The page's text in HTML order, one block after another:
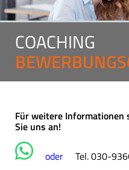
COACHING
Für weitere Informationen
Sie uns an!
oder Tel. 030-